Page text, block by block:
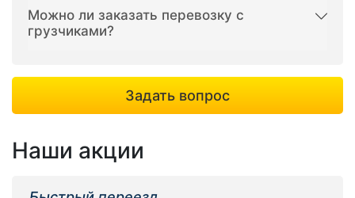
Можно ли заказать перевозку с
грузчиками?
Задать вопрос
Наши акции